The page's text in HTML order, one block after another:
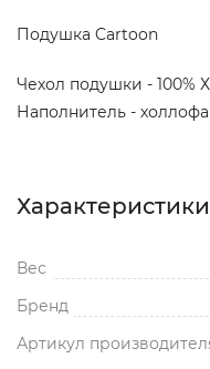
Подушка Cartoon
Чехол подушки - 100%
Наполнитель -
Характеристики
Вес
Бренд
Артикул